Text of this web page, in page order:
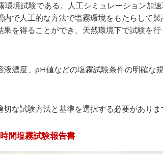
境試験である。人工シミュレーション加
で人工的な方法で塩霧環境をもたらして
を得ることができ、天然環境下で試験を
濃度、pH値などの塩霧試験条件の明確な
な試験方法と基準を選択する必要がありま
間塩霧試験報告書